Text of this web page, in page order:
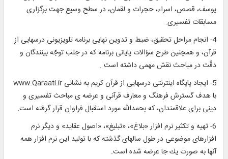
يوسف، قصص، اسراء، حجرات و لقمان، در سطح وسيع جهت برگزارى
مسابقات تفسيرى.
4- انجام مراحل تحقيق، ضبط و تدوين نهايى برنامه تلويزيونى درسهايى از
قرآن، و همچنين طرح سؤالات پايانى برنامه كه در جلب توجّه بينندگان و
دقّت در مباحث نقش مهمى داشته است .
5- ايجاد پايگاه اينترنتى درسهايى از قرآن كريم به نشانى www.Qaraati.ir
با هدف گسترش فرهنگ و معارف قرآنى و عرضه ‏ى مباحث تفسيرى و
دينى براى علاقمندان، كه بحمداللّه مورد استقبال فراوان قرار گرفته است.
6- تهيه و تكثير نرم افزار «بلاغ»، «تبليغ»، «اصول عقايد» و ديگر نرم
‏افزارهاى موضوعى در طول سال‏هاى گذشته كه با توليد اين نرم ‏افزار همه
آنها به صورت يك جا عرضه شده است.